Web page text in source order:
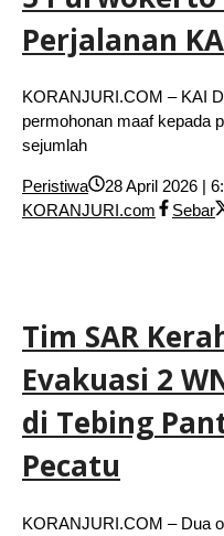
Perjalanan KA
KORANJURI.COM – KAI
permohonan maaf kepada
sejumlah
Peristiwa 28 April 2026 |
KORANJURI.com
Sebar
Tim SAR
Evakuasi 2
di Tebing
Pecatu
KORANJURI.COM – Dua